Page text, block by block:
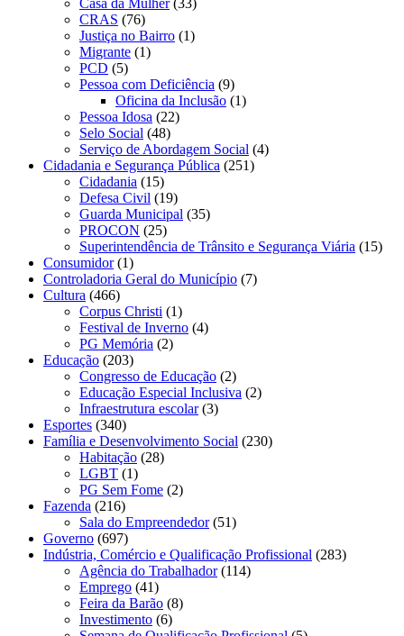
CRAS (76)
Justiça no Bairro (1)
Migrante (1)
PCD (5)
Pessoa com Deficiência (9)
Oficina da Inclusão (1)
Pessoa Idosa (22)
Selo Social (48)
Serviço de Abordagem Social (4)
Cidadania e Segurança Pública (251)
Cidadania (15)
Defesa Civil (19)
Guarda Municipal (35)
PROCON (25)
Superintendência de Trânsito e Segurança Viária (15)
Consumidor(1)
Controladoria Geral do Município (7)
Cultura (466)
Corpus Christi (1)
Festival de Inverno (4)
PG Memória (2)
Educação (203)
Congresso de Educação (2)
Educação Especial Inclusiva (2)
Infraestrutura escolar(3)
Esportes (340)
Família e Desenvolvimento Social (230)
Habitação (28)
LGBT (1)
PG Sem Fome (2)
Fazenda (216)
Sala do Empreendedor(51)
Governo (697)
Indústria, Comércio e Qualificação Profissional (283)
Agência do Trabalhador(114)
Emprego (41)
Feira da Barão (8)
Investimento (6)